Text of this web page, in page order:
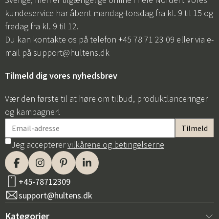
kundeservice har åbent mandag-torsdag fra kl. 9 til 15 og
fredag fra kl. 9 til 12.
Du kan kontakte os på telefon +45 78 71 23 09 eller via e-
mail på support@hultens.dk
Tilmeld dig vores nyhedsbrev
Vær den første til at høre om tilbud, produktlanceringer
og kampagner!
Jeg accepterervilkårene og betingelserne
+45-78712309
support@hultens.dk
Kategorier